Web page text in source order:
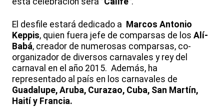
El desfile estará dedicado a Marcos Antonio
Keppis, quien fuera jefe de comparsas de los Alí-
Babá, creador de numerosas comparsas, co-
organizador de diversos carnavales y rey del
carnaval en el año 2015. Además, ha
representado al país en los carnavales de
Guadalupe, Aruba, Curazao, Cuba, San Martín,
Haití y Francia.